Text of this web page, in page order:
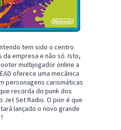
tem sido o centro
empresa e não só. Isto,
multijogador online a
oferece uma mecânica
personagens carismáticas
recorda do punk dos
Jet Set Radio. O pior é que
lançado o novo grande